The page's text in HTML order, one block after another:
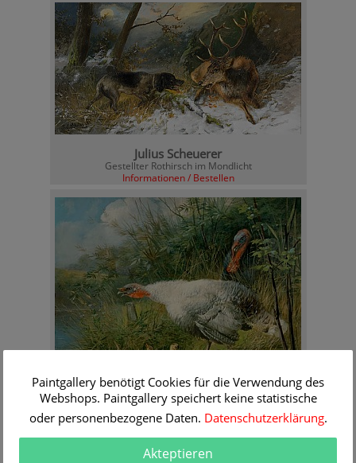
Julius Scheuerer
Gestellter Rothirsch im Mondlicht
Informationen / Bestellen
Julius Scheuerer
Truthahnfamilie am Ufer eines Wiesenteichs
Informationen / Bestellen
Paintgallery benötigt Cookies für die Verwendung des
Webshops. Paintgallery speichert keine statistische
oder personenbezogene Daten. Datenschutzerklärung.
Akteptieren